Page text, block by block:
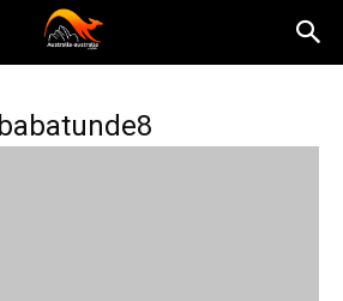
babatunde8